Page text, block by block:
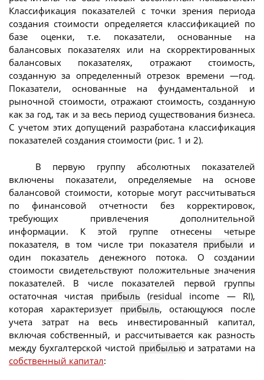
Классификация показателей с точки зрения периода
создания стоимости определяется классификацией по
базе оценки, т.е. показатели, основанные на
балансовых показателях или на скорректированных
балансовых показателях, отражают стоимость,
созданную за определенный отрезок времени —год.
Показатели, основанные на фундаментальной и
рыночной стоимости, отражают стоимость, созданную
как за год, так и за весь период существования бизнеса.
С учетом этих допущений разработана классификация
показателей создания стоимости (рис. 1 и 2).
В первую группу абсолютных показателей
включены показатели, определяемые на основе
балансовой стоимости, которые могут рассчитываться
по финансовой отчетности без корректировок,
требующих привлечения дополнительной
информации. К этой группе отнесены четыре
показателя, в том числе три показателя прибыли и
один показатель денежного потока. О создании
стоимости свидетельствуют положительные значения
показателей. В числе показателей первой группы
остаточная чистая прибыль (residual income — RI),
которая характеризует прибыль, остающуюся после
учета затрат на весь инвестированный капитал,
включая собственный, и рассчитывается как разность
между бухгалтерской чистой прибыльюи затратами на
собственный капитал: